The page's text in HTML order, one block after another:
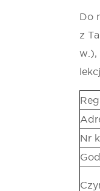
Do
z
w.),
Nr